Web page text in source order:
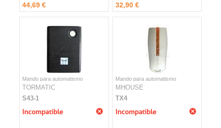
44,69 € 32,90 €
Mando para automatismo
TORMATIC
S43-1
Incompatible
Mando para automatismo
MHOUSE
TX4
Incompatible